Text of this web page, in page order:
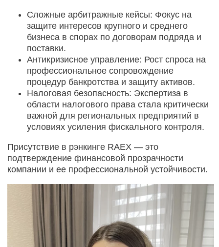
Сложные арбитражные кейсы: Фокус на
защите интересов крупного и среднего
бизнеса в спорах по договорам подряда и
поставки.
Антикризисное управление: Рост спроса на
профессиональное сопровождение
процедур банкротства и защиту активов.
Налоговая безопасность: Экспертиза в
области налогового права стала критически
важной для региональных предприятий в
условиях усиления фискального контроля.
Присутствие в рэнкинге RAEX — это
подтверждение финансовой прозрачности
компании и ее профессиональной устойчивости.